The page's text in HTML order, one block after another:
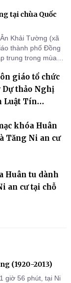
tại chùa Quốc
Khải Tường (xã
thành phố Đồng
trung trong mùa
Khải Tường.
giáo tổ chức
Dự thảo Nghị
Luật Tín
khóa Huân
Tăng Ni an cư
Huân tu dành
an cư tại chỗ
(1920-2013)
giờ 56 phút, tại Ni